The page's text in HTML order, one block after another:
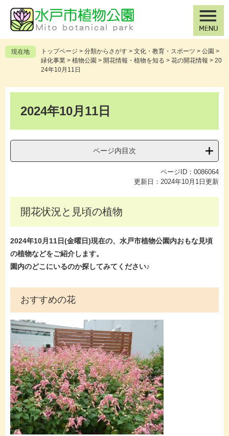
の
先
頭
ー
を
飛
現在地 トップページ > 分類からさがす > 文化・教育・スポーツ > 公園 >
緑化事業 > 植物公園 > 開花情報・植物を知る > 花の開花情報 > 20
24年10月11日
2024年10月11日
ページ内目次
ページID：0086064
更新日：2024年10月1日更新
開花状況と見頃の植物
2024年10月11日(金曜日)現在の、水戸市植物公園内おもな見頃
の植物などをご紹介します。
園内のどこにいるのか探してみてください♪
おすすめの花